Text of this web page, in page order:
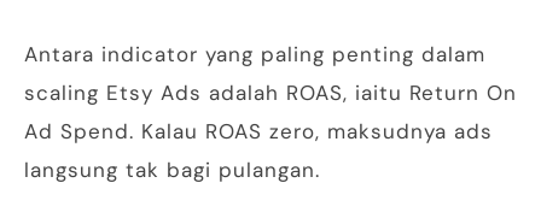
Antara indicator yang paling penting dalam
scaling Etsy Ads adalah ROAS, iaitu Return On
Ad Spend. Kalau ROAS zero, maksudnya ads
langsung tak bagi pulangan.